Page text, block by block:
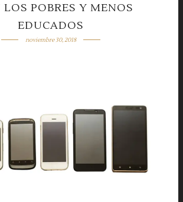
POBRES Y MENOS
EDUCADOS
noviembre 30, 2018